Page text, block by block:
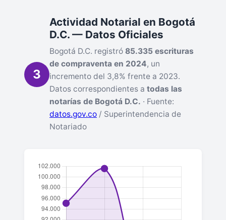
3
Actividad Notarial en Bogotá
D.C. — Datos Oficiales
Bogotá D.C. registró 85.335 escrituras
de compraventa en 2024, un
incremento del 3,8% frente a 2023.
Datos correspondientes a todas las
notarías de Bogotá D.C. · Fuente:
datos.gov.co / Superintendencia de
Notariado